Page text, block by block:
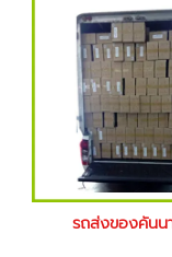
รถส่งของคันน